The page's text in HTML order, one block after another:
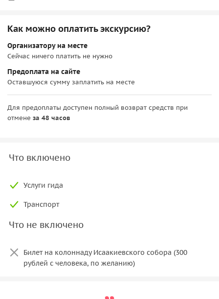
Как можно оплатить экскурсию?
Организатору на месте
Сейчас ничего платить не нужно
Предоплата на сайте
Оставшуюся сумму заплатить на месте
Для предоплаты доступен полный возврат средств при
отмене за 48 часов
Что включено
Услуги гида
Транспорт
Что не включено
Билет на колоннаду Исаакиевского собора (300
рублей с человека, по желанию)